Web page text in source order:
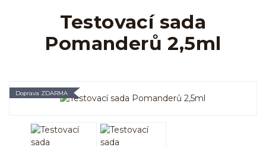
Testovací sada
Pomanderů 2,5ml
Doprava ZDARMA